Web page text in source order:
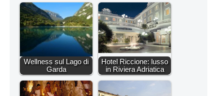
Wellness sul Lago di
Garda
Hotel Riccione: lusso
in Riviera Adriatica